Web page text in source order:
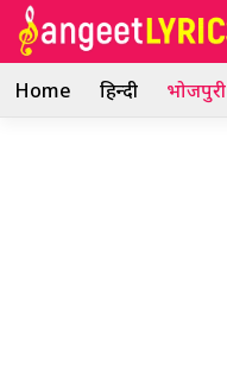
Skip
Home हिन्दी भोजपुरी